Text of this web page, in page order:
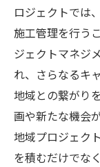
ロジェクトでは
施工管理を行う
ジェクトマネジ
れ、さらなるキ
地域との繋がり
画や新たな機会
地域プロジェク
を積むだけでな